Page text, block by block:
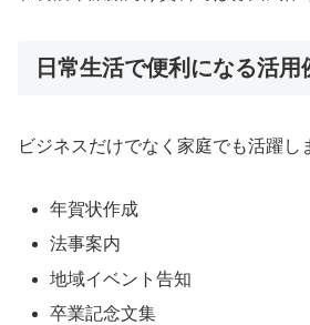
日常生活で便利になる活用
ビジネスだけでなく家庭でも活躍し
年賀状作成
法事案内
地域イベント告知
卒業記念文集